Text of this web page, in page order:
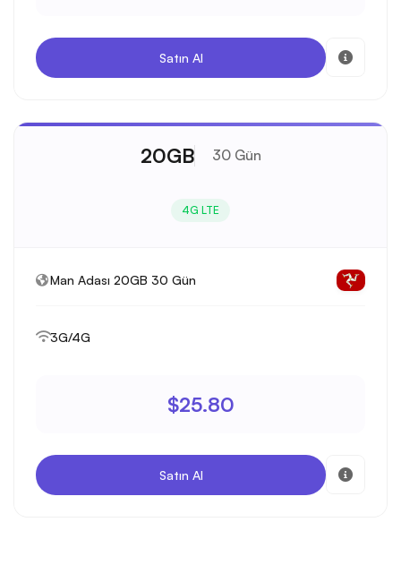
Satın Al
20GB 30 Gün
4G LTE
Man Adası 20GB 30 Gün
3G/4G
$25.80
Satın Al